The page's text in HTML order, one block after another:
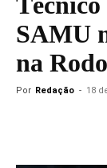
SAMU
na
Por Redação - 18